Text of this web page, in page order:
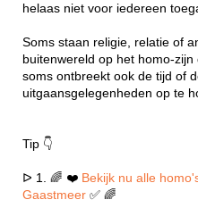
helaas niet voor iedereen
Soms staan religie, relatie of
buitenwereld op het homo-
soms ontbreekt ook de tijd of
uitgaansgelegenheden op te
Tip 👇
ᐅ 1. 🌈 ❤️ Bekijk nu alle
Gaastmeer ✅ 🌈